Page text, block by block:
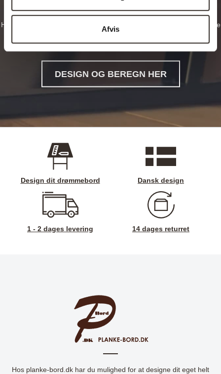
Afvis
Hos planke-bord.dk har du mulighed for at designe dit eget helt unikke
og rustikke plankebord og træbord, hvad end det skal være et
spisebord, sofabord, langbord, cafebord eller noget helt femte.
DESIGN OG BEREGN HER
Design dit drømmebord Dansk design
1 - 2 dages levering 14 dages returret
Hos planke-bord.dk har du mulighed for at designe dit eget helt